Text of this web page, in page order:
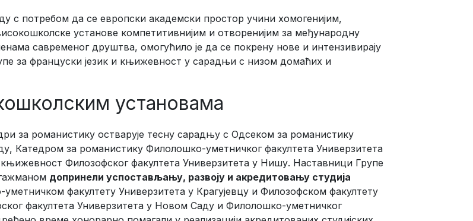
с потребом да се европски академски простор учини хомогенијим,
установе компетитивнијим и отворенијим за међународну
савременог друштва, омогућило је да се покрену нове и интензивирају
за француски језик и књижевност у сарадњи с низом домаћих и
установама
за романистику остварује тесну сарадњу с Одсеком за романистику
Катедром за романистику Филолошко-уметничког факултета Универзитета
Филозофског факултета Универзитета у Нишу. Наставници Групе
допринели успостављању, развоју и акредитовању студија
факултету Универзитета у Крагујевцу и Филозофском факултету
факултета Универзитета у Новом Саду и Филолошко-уметничког